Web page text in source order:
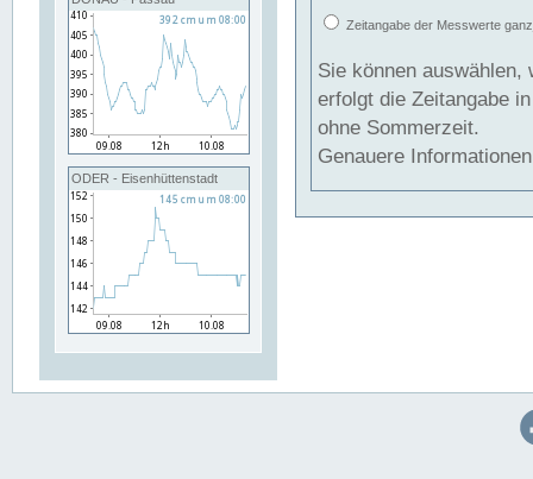
ODER - Eisenhüttenstadt
Zeitangabe der Messwerte
Sie können auswählen,
erfolgt die Zeitangabe
ohne Sommerzeit.
Genauere